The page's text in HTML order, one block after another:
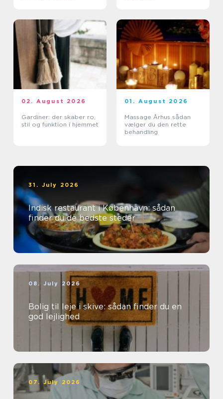
02. August 2026
Gardiner: der skaber ro,
stil og funktion i hjemmet
01. August 2026
Massage Århus sådan
vælger du den rette
behandling
31. July 2026
Indisk restaurant i København: sådan
finder du de bedste steder
08. July 2026
Bolig til leje i skive: sådan finder du en
god lejlighed
07. July 2026